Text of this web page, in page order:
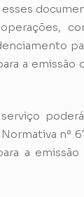
a emissão
nº
a